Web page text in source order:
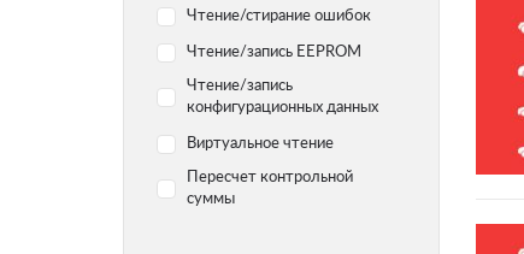
Hyundai
Infiniti
Jaguar
Kia
Чтение/стирание ошибок
Чтение/запись EEPROM
Чтение/запись
конфигурационных данных
Виртуальное чтение
Пересчет контрольной
суммы